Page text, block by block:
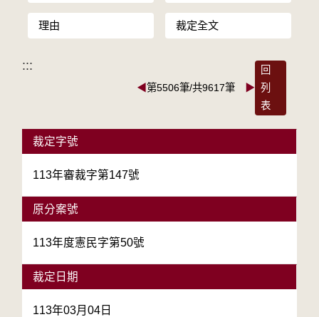
理由 裁定全文
:::
◀第5506筆/共9617筆 ▶
回
列
表
裁定字號
113年審裁字第147號
原分案號
113年度憲民字第50號
裁定日期
113年03月04日